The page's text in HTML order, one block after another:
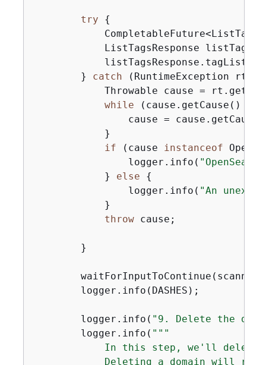
try
{
ListTagsResponse
        }
catch (RuntimeException rt)
Throwable cause =
while (cause.getCause() !=
cause =
            }
if (cause instanceof
                logger.info(
            }
else
{
                logger.info(
"An
            }
throw cause;
        }
        logger.info(DASHES);
        logger.info(
"9. Delete the
        logger.info(
"" "
In this step, we'll
Deleting a domain will